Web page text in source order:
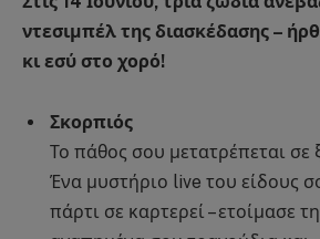
ντεσιμπέλ της διασκέδασης –
κι εσύ στο χορό!
Σκορπιός
Το πάθος σου μετατρέπεται σε
Ένα μυστήριο live του είδους
πάρτι σε καρτερεί – ετοίμασε